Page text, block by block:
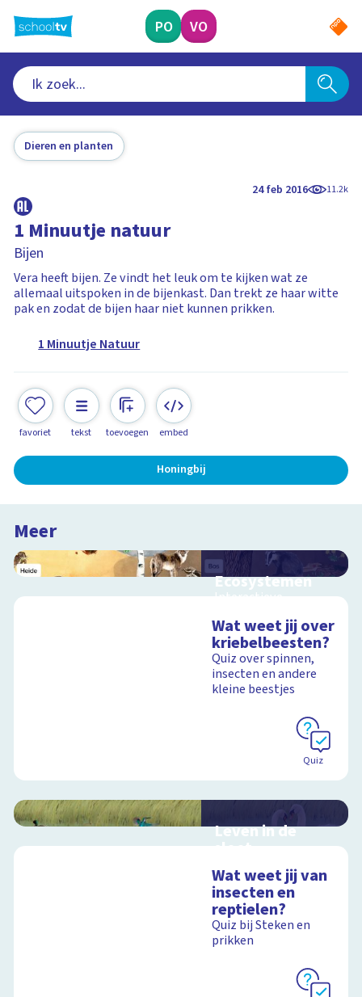
naar
hoofdinhoud
PO VO
Dieren en planten
24 feb 2016 11.2k
1 Minuutje natuur
Bijen
Vera heeft bijen. Ze vindt het leuk om te kijken wat ze
allemaal uitspoken in de bijenkast. Dan trekt ze haar witte
pak en zodat de bijen haar niet kunnen prikken.
1 Minuutje Natuur
favoriet tekst toevoegen embed
Honingbij
Meer
Ecosystemen
Interactieve
Veluwe
Schoolplaat
Wat weet jij over
kriebelbeesten?
Quiz over spinnen,
insecten en andere
kleine beestjes
Quiz
Leven in de
sloot
schoolplaat over het
slootleven
Wat weet jij van
insecten en
reptielen?
Quiz bij Steken en
prikken